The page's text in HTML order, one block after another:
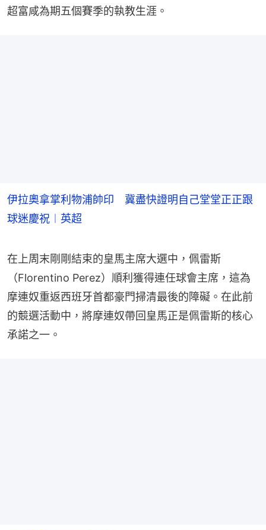
超富咸為期五個賽季的執教生涯。
伊拉奧拿掌利物浦帥印 冀盡快證明自己堂堂正正跟
球迷慶祝︱英超
在上周末剛剛結束的皇馬主席大選中，佩雷斯
（Florentino Perez）順利獲得連任球會主席，這為
摩連奴重返西班牙首都豪門掃清最後的障礙。在此前
的競選活動中，將摩連奴帶回皇馬正是佩雷斯的核心
承諾之一。